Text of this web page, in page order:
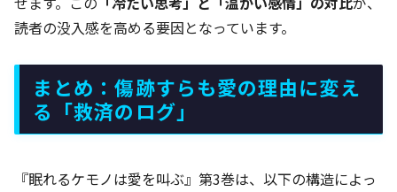
読者の没入感を高める要因となっています。
まとめ：傷跡すらも愛の理由に変え
る「救済のログ」
『眠れるケモノは愛を叫ぶ』第3巻は、以下の構造によっ